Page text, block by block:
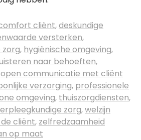
cliënt,deskundige
versterken,
, hygiënische omgeving,
naar behoeften,
open communicatie met cliënt
verzorging, professionele
omgeving, thuiszorgdiensten,
zorg,welzijn
cliënt, zelfredzaamheid
op maat